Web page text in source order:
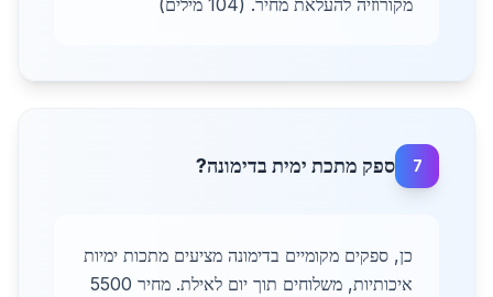
מקורוזיה להעלאת מחיר. (104 מילים)
7 ספק מתכת ימית בדימונה?
כן, ספקים מקומיים בדימונה מציעים מתכות ימיות
איכותיות, משלוחים תוך יום לאילת. מחיר 5500